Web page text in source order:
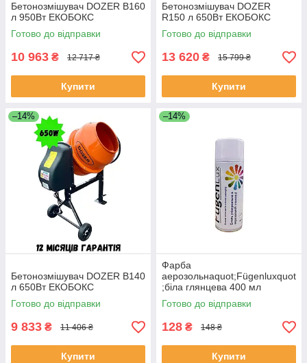
Бетонозмішувач DOZER B160
л 950Вт ЕКОБОКС
Готово до відправки
10 963 ₴ 12 717 ₴
Купити
Бетонозмішувач DOZER
R150 л 650Вт ЕКОБОКС
Готово до відправки
13 620 ₴ 15 799 ₴
Купити
–14%
Бетонозмішувач DOZER В140
л 650Вт ЕКОБОКС
Готово до відправки
9 833 ₴ 11 406 ₴
Купити
–14%
Фарба
аерозольнаquot;Fügenluxquot
;біла глянцева 400 мл
ЕКОБОКС
Готово до відправки
128 ₴ 148 ₴
Купити